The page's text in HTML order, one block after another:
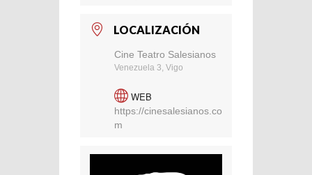
LOCALIZACIÓN
Cine Teatro Salesianos
Venezuela 3, Vigo
WEB
https://cinesalesianos.co
m